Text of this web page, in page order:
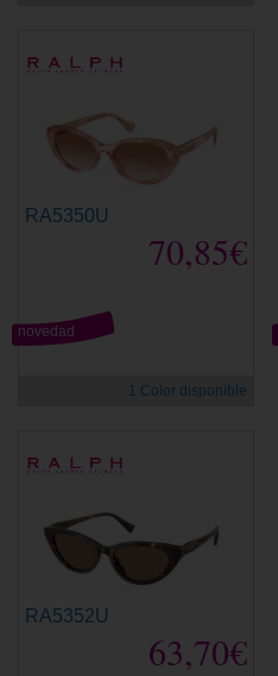
RA5350U
70,85€
novedad
1 Color disponible
RA5352U
63,70€